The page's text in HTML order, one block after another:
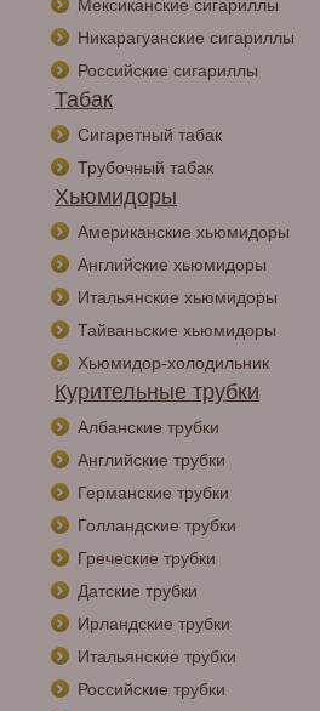
Мексиканские сигариллы
Никарагуанские сигариллы
Российские сигариллы
Табак
Сигаретный табак
Трубочный табак
Хьюмидоры
Американские хьюмидоры
Английские хьюмидоры
Итальянские хьюмидоры
Тайваньские хьюмидоры
Хьюмидор-холодильник
Курительные трубки
Албанские трубки
Английские трубки
Германские трубки
Голландские трубки
Греческие трубки
Датские трубки
Ирландские трубки
Итальянские трубки
Российские трубки
шкаф
Varese Deluxe
сигар, черный
11558
Torino Cedro - Deluxe
на 30 сигар 6483